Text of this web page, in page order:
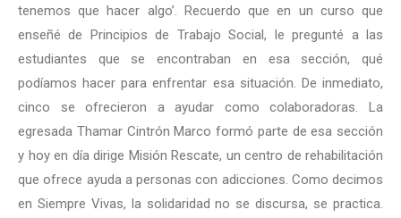
tenemos que hacer algo’. Recuerdo que en un curso que
enseñé de Principios de Trabajo Social, le pregunté a las
estudiantes que se encontraban en esa sección, qué
podíamos hacer para enfrentar esa situación. De inmediato,
cinco se ofrecieron a ayudar como colaboradoras. La
egresada Thamar Cintrón Marco formó parte de esa sección
y hoy en día dirige Misión Rescate, un centro de rehabilitación
que ofrece ayuda a personas con adicciones. Como decimos
en Siempre Vivas, la solidaridad no se discursa, se practica.